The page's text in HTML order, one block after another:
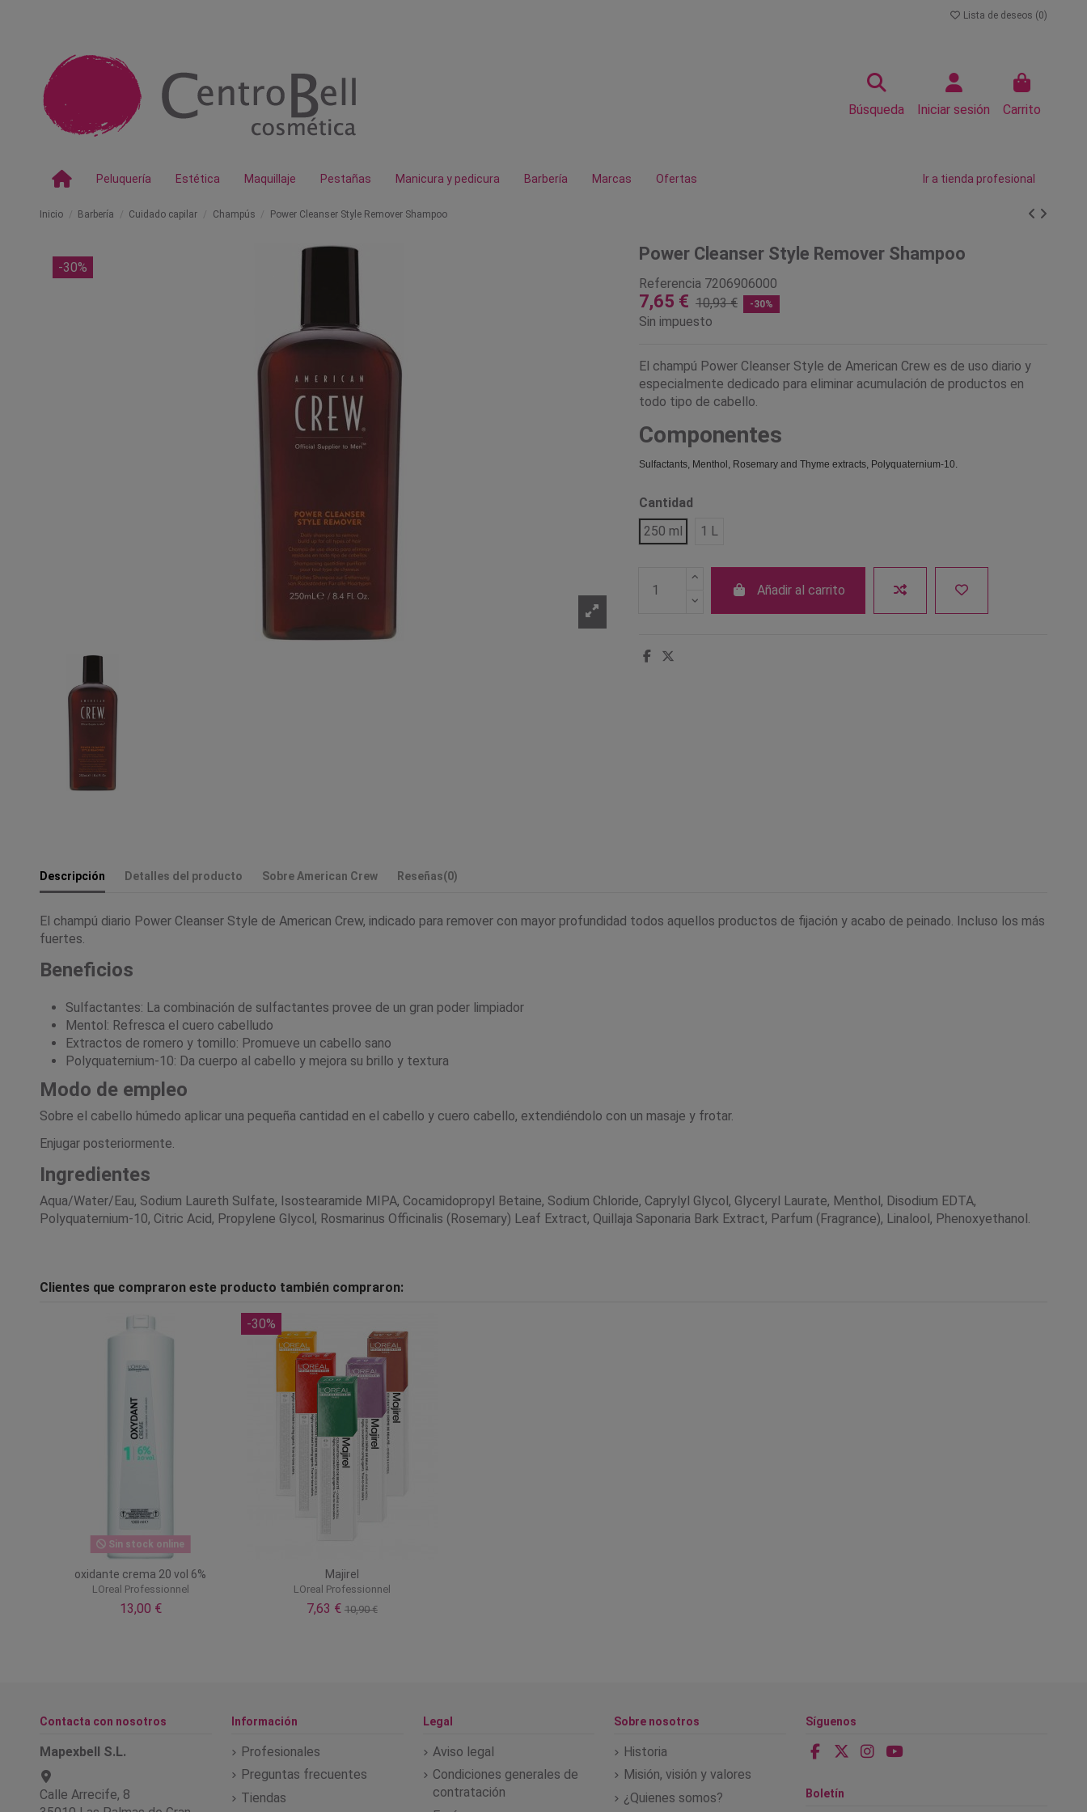
Lista de deseos (0)
Búsqueda Iniciar sesión Carrito
Peluquería Estética Maquillaje Pestañas Manicura y pedicura Barbería Marcas Ofertas Ir a tienda profesional
Inicio Barbería Cuidado capilar Champús Power Cleanser Style Remover Shampoo
-30%
Power Cleanser Style Remover Shampoo
Referencia 7206906000
7,65 € 10,93 € -30%
Sin impuesto
El champú Power Cleanser Style de American Crew es de uso diario y
especialmente dedicado para eliminar acumulación de productos en
todo tipo de cabello.
Componentes
Sulfactants, Menthol, Rosemary and Thyme extracts, Polyquaternium-10.
Cantidad
250 ml
1 L
Añadir al carrito
Descripción Detalles del producto Sobre American Crew Reseñas(0)
El champú diario Power Cleanser Style de American Crew, indicado para remover con mayor profundidad todos aquellos productos de fijación y acabo de peinado. Incluso los más
fuertes.
Beneficios
Sulfactantes: La combinación de sulfactantes provee de un gran poder limpiador
Mentol: Refresca el cuero cabelludo
Extractos de romero y tomillo: Promueve un cabello sano
Polyquaternium-10: Da cuerpo al cabello y mejora su brillo y textura
Modo de empleo
Sobre el cabello húmedo aplicar una pequeña cantidad en el cabello y cuero cabello, extendiéndolo con un masaje y frotar.
Enjugar posteriormente.
Ingredientes
Aqua/Water/Eau, Sodium Laureth Sulfate, Isostearamide MIPA, Cocamidopropyl Betaine, Sodium Chloride, Caprylyl Glycol, Glyceryl Laurate, Menthol, Disodium EDTA,
Polyquaternium-10, Citric Acid, Propylene Glycol, Rosmarinus Officinalis (Rosemary) Leaf Extract, Quillaja Saponaria Bark Extract, Parfum (Fragrance), Linalool, Phenoxyethanol.
Clientes que compraron este producto también compraron:
Sin stock online
oxidante crema 20 vol 6%
LOreal Professionnel
13,00 €
-30%
Majirel
LOreal Professionnel
7,63 € 10,90 €
Contacta con nosotros
Mapexbell S.L.
Calle Arrecife, 8
Información
Profesionales
Preguntas frecuentes
Tiendas
Legal
Aviso legal
Condiciones generales de
contratación
Sobre nosotros
Historia
Misión, visión y valores
¿Quienes somos?
Síguenos
Boletín